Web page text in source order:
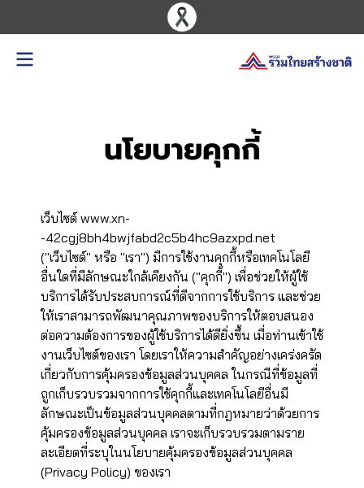
นโยบายคุกกี้
เว็บไซต์ www.xn-
-42cgj8bh4bwjfabd2c5b4hc9azxpd.net
("เว็บไซต์" หรือ "เรา") มีการใช้งานคุกกี้หรือเทคโนโลยี
อื่นใดที่มีลักษณะใกล้เคียงกัน ("คุกกี้") เพื่อช่วยให้ผู้ใช้
บริการได้รับประสบการณ์ที่ดีจากการใช้บริการ และช่วย
ให้เราสามารถพัฒนาคุณภาพของบริการให้ตอบสนอง
ต่อความต้องการของผู้ใช้บริการได้ดียิ่งขึ้น เมื่อท่านเข้าใช้
งานเว็บไซต์ของเรา โดยเราให้ความสำคัญอย่างเคร่งครัด
เกี่ยวกับการคุ้มครองข้อมูลส่วนบุคคล ในกรณีที่ข้อมูลที่
ถูกเก็บรวบรวมจากการใช้คุกกี้และเทคโนโลยีอื่นมี
ลักษณะเป็นข้อมูลส่วนบุคคลตามที่กฎหมายว่าด้วยการ
คุ้มครองข้อมูลส่วนบุคคล เราจะเก็บรวบรวมตามราย
ละเอียดที่ระบุในนโยบายคุ้มครองข้อมูลส่วนบุคคล
(Privacy Policy) ของเรา